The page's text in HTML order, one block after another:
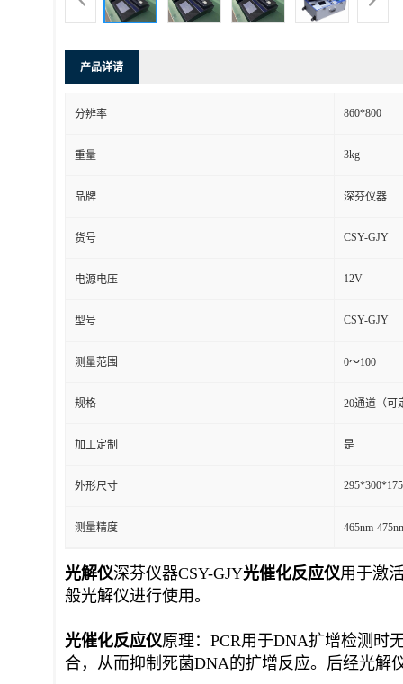
产品详请
分辨率 860*800
重量 3kg
品牌 深芬仪器
货号 CSY-GJY
电源电压 12V
型号 CSY-GJY
测量范围 0～100
规格 20通道（可
加工定制 是
外形尺寸
测量精度 465nm-
光解仪深芬仪器CSY-GJY光催化反应仪用于激
般光解仪进行使用。
光催化反应仪原理：PCR用于DNA扩增检测时
合，从而抑制死菌DNA的扩增反应。后经光解